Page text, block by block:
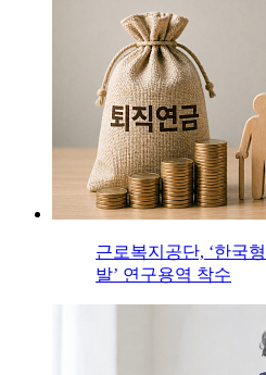
근로복지공단, ‘한국
발’ 연구용역 착수